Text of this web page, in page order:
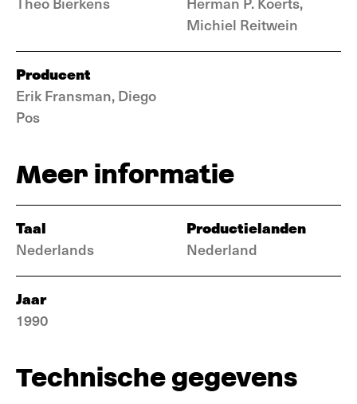
Michiel Reitwein
Producent
Erik Fransman, Diego
Pos
Meer informatie
Taal
Nederlands
Productielanden
Nederland
Jaar
1990
Technische gegevens